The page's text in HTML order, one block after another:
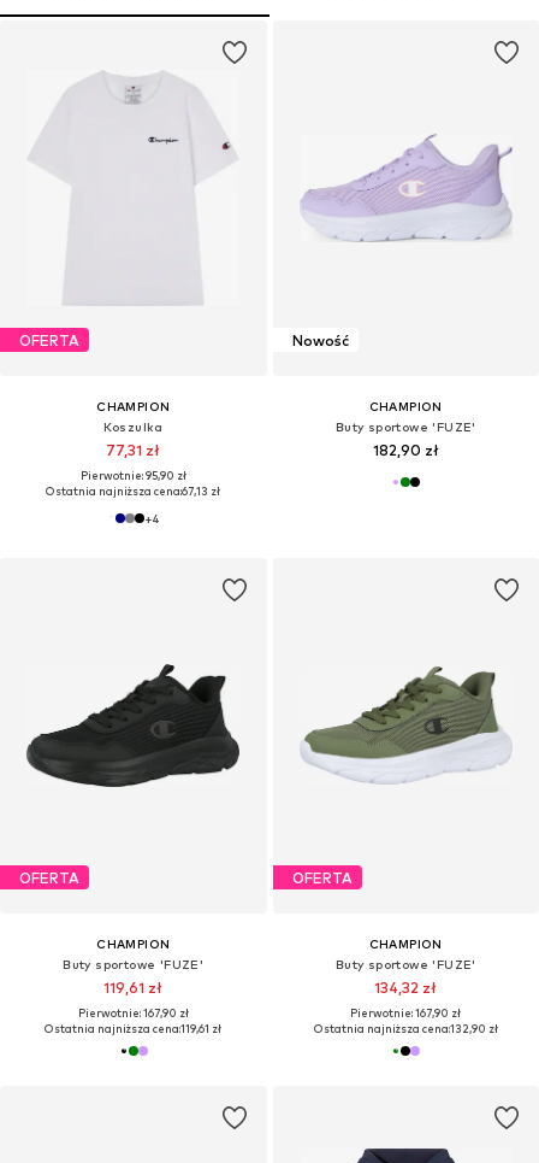
OFERTA
CHAMPION
Koszulka
77,31 zł
Pierwotnie: 95,90 zł
Ostatnia najniższa cena:67,13 zł
+4
Nowość
CHAMPION
Buty sportowe 'FUZE'
182,90 zł
OFERTA
CHAMPION
Buty sportowe 'FUZE'
119,61 zł
Pierwotnie: 167,90 zł
Ostatnia najniższa cena:119,61 zł
OFERTA
CHAMPION
Buty sportowe 'FUZE'
134,32 zł
Pierwotnie: 167,90 zł
Ostatnia najniższa cena:132,90 zł